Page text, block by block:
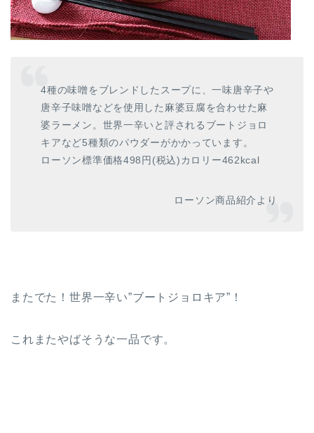
4種の味噌をブレンドしたスープに、一味唐辛子や
唐辛子味噌などを使用した麻婆豆腐を合わせた麻
婆ラーメン。世界一辛いと評されるブートジョロ
キアなど5種類のパウダーがかかっています。
ローソン標準価格498円(税込)カロリー462kcal
ローソン商品紹介より
またでた！世界一辛い”ブートジョロキア”！
これまたやばそうな一品です。